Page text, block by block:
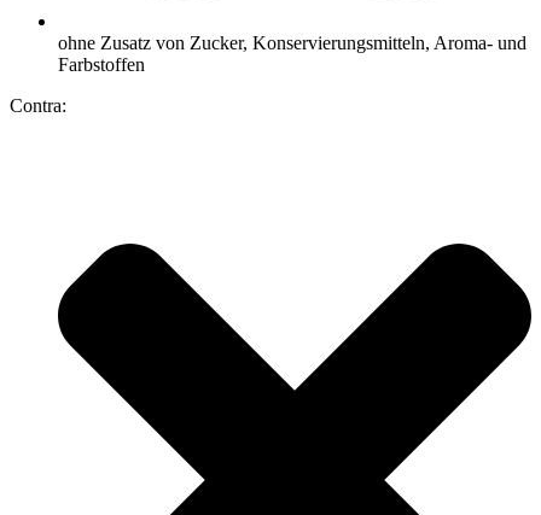
ohne Zusatz von Zucker, Konservierungsmitteln, Aroma- und
Farbstoffen
Contra: